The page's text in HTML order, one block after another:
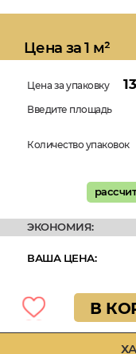
Цена за 1 м²
Цена за упаковку
Введите площадь
Количество упаковок
ЭКОНОМИЯ:
ВАША ЦЕНА:
В